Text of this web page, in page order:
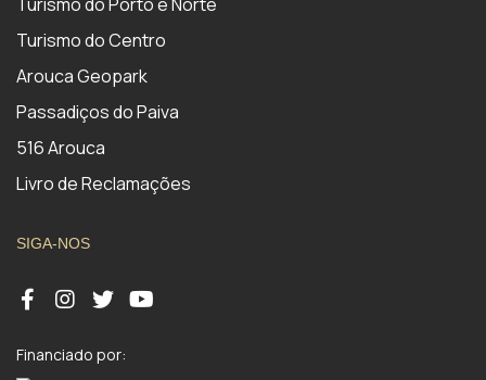
Turismo do Centro
Arouca Geopark
Passadiços do Paiva
516 Arouca
Livro de Reclamações
SIGA-NOS
Financiado por: